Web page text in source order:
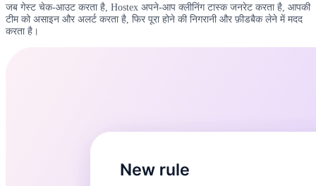
जब गेस्ट चेक-आउट करता है, Hostex अपने-आप क्लीनिंग टास्क जनरेट करता है, आपकी
टीम को असाइन और अलर्ट करता है, फिर पूरा होने की निगरानी और फ़ीडबैक लेने में मदद
करता है।